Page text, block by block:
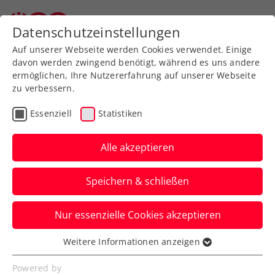
Zurück zur Newsübersicht
Allgemeine Klasse
IMMOunited Bundesliga
presented by win2day:
Herzschlagfinale an
Linzer Damen
LINZ AG Team OÖ verteidigt in
Mauthausen wie ATV RE team future
IRDNING bei den Herren den Titel.
Datenschutzeinstellungen
Auf unserer Webseite werden Cookies verwendet. Einige
davon werden zwingend benötigt, während es uns andere
ermöglichen, Ihre Nutzererfahrung auf unserer Webseite
zu verbessern.
Essenziell Statistiken
Alle akzeptieren
Speichern & schließen
Nur essenzielle Cookies akzeptieren
Essenziell
Essenzielle Cookies werden für grundlegende
Weitere Informationen anzeigen
Powered by